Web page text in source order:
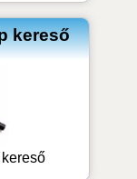
kereső